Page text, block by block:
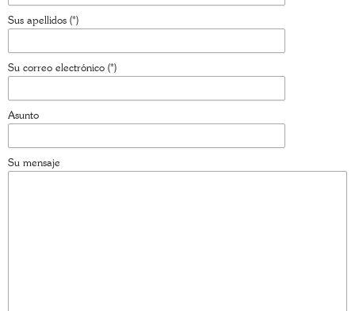
Sus apellidos (*)
Su correo electrónico (*)
Asunto
Su mensaje